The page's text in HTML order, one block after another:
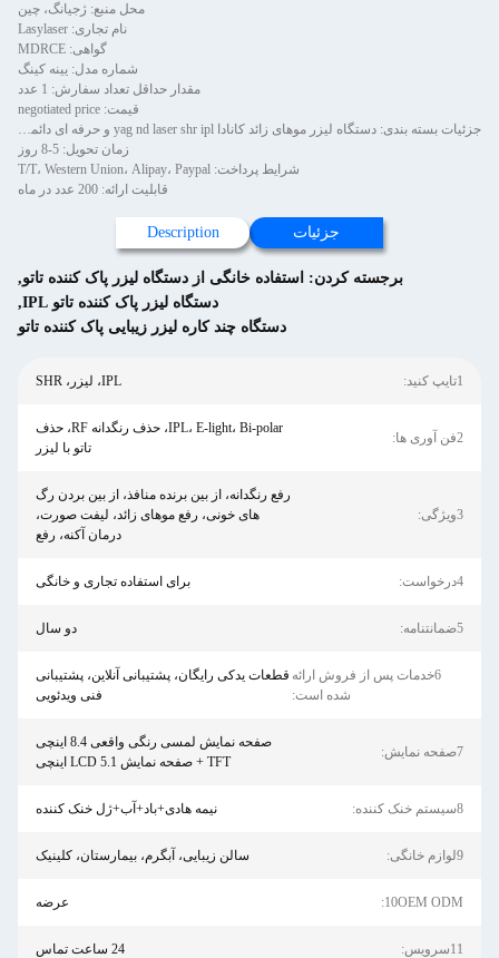
محل منبع: ژجیانگ، چین
نام تجاری: Lasylaser
گواهی: MDRCE
شماره مدل: یینه کینگ
مقدار حداقل تعداد سفارش: 1 عدد
قیمت: negotiated price
جزئیات بسته بندی: دستگاه لیزر موهای زائد کانادا yag nd laser shr ipl و حرفه ای دائمی صورت زنانه بدن مردانه موبر موهای
زمان تحویل: 5-8 روز
شرایط پرداخت: T/T، Western Union، Alipay، Paypal
قابلیت ارائه: 200 عدد در ماه
جزئیات Description
برجسته کردن: استفاده خانگی از دستگاه لیزر پاک کننده تاتو,
دستگاه لیزر پاک کننده تاتو IPL
,
دستگاه چند کاره لیزر زیبایی پاک کننده تاتو
1تایپ کنید: IPL، لیزر، SHR
2فن آوری ها:
IPL، E-light، Bi-polar، حذف رنگدانه RF، حذف
تاتو با لیزر
3ویژگی:
رفع رنگدانه، از بین برنده منافذ، از بین بردن رگ
های خونی، رفع موهای زائد، لیفت صورت،
درمان آکنه، رفع
4درخواست: برای استفاده تجاری و خانگی
5ضمانتنامه: دو سال
6خدمات پس از فروش ارائه
شده است:
قطعات یدکی رایگان، پشتیبانی آنلاین، پشتیبانی
فنی ویدئویی
7صفحه نمایش:
صفحه نمایش لمسی رنگی واقعی 8.4 اینچی
TFT + صفحه نمایش LCD 5.1 اینچی
8سیستم خنک کننده: نیمه هادی+باد+آب+ژل خنک کننده
9لوازم خانگی: سالن زیبایی، آبگرم، بیمارستان، کلینیک
10OEM ODM: عرضه
11سرویس: 24 ساعت تماس